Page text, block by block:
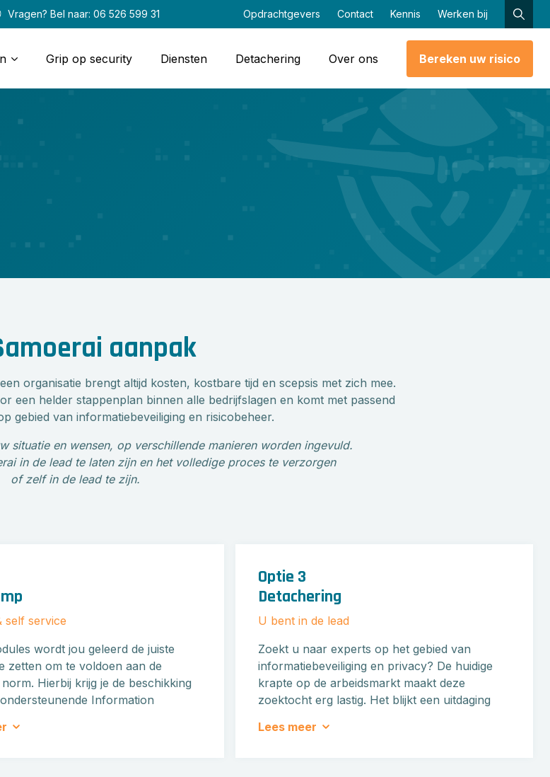
Vragen? Bel naar: 06 526 599 31 Opdrachtgevers Contact Kennis Werken bij
Grip op security Diensten Detachering Over ons Bereken uw risico
aanpak
organisatie brengt altijd kosten, kostbare tijd en scepsis met zich mee.
een helder stappenplan binnen alle bedrijfslagen en komt met passend
gebied van informatiebeveiliging en risicobeheer.
situatie en wensen, op verschillende manieren worden ingevuld.
in de lead te laten zijn en het volledige proces te verzorgen
of zelf in de lead te zijn.
self service
wordt jou geleerd de juiste
zetten om te voldoen aan de
Hierbij krijg je de beschikking
Information
een bewezen detail aanpak,
Optie 3
Detachering
U bent in de lead
Zoekt u naar experts op het gebied van
informatiebeveiliging en privacy? De huidige
krapte op de arbeidsmarkt maakt deze
zoektocht erg lastig. Het blijkt een uitdaging
expertise en ervaring.
Lees meer